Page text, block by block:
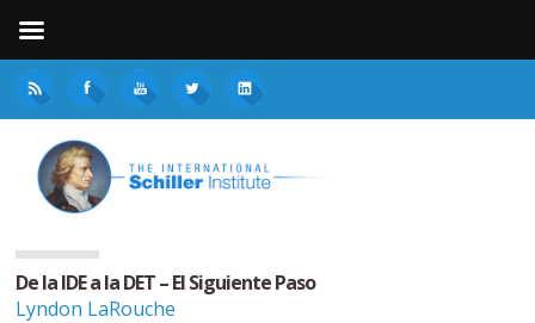
De la IDE a la DET – El Siguiente Paso
Lyndon LaRouche